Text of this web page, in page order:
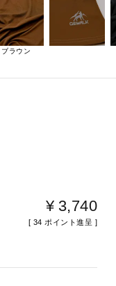
ブラウン
¥ 3,740
[ 34 ポイント進呈 ]